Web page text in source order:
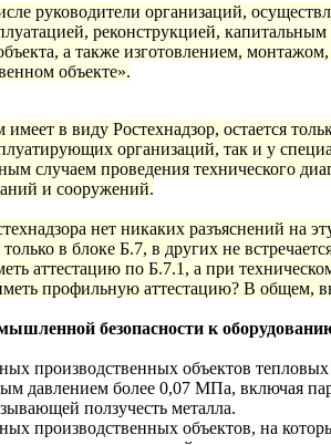
руководители организаций,
реконструкцией,
а также изготовлением,
объекте».
в виду Ростехнадзор, остается
организаций, так и у
случаем проведения технического
и сооружений.
нет никаких разъяснений на
в блоке Б.7, в других не
аттестацию по Б.7.1, а при
профильную аттестацию? В общем,
безопасности к
производственных объектов
давлением более 0,07 МПа, включая
ползучесть металла.
производственных объектов, на